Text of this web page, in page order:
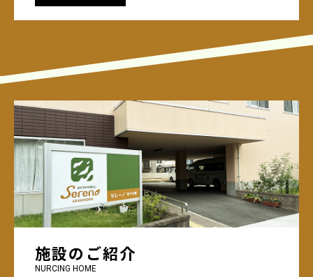
施設のご紹介
NURCING HOME